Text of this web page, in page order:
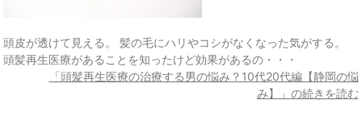
頭皮が透けて見える。 髪の毛にハリやコシがなくなった気がする。
頭髪再生医療があることを知ったけど効果があるの・・・
「頭髪再生医療の治療する男の悩み？10代20代編【静岡の悩
み】」の続きを読む